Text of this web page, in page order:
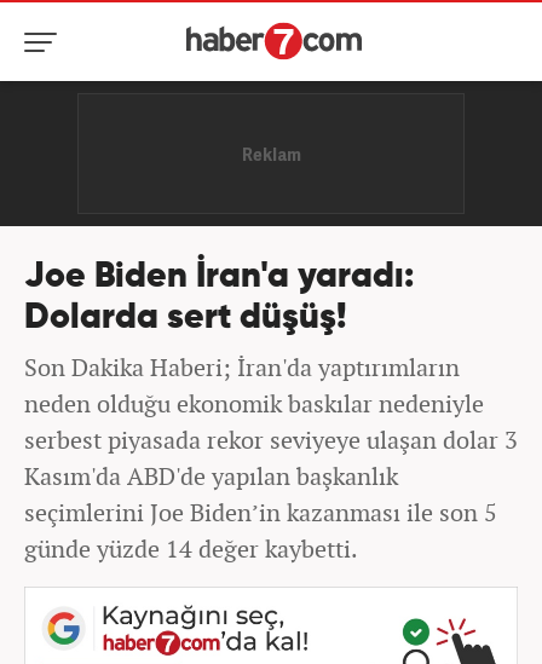
Joe Biden İran'a yaradı:
Dolarda sert düşüş!
Son Dakika Haberi; İran'da yaptırımların
neden olduğu ekonomik baskılar nedeniyle
serbest piyasada rekor seviyeye ulaşan dolar 3
Kasım'da ABD'de yapılan başkanlık
seçimlerini Joe Biden’in kazanması ile son 5
günde yüzde 14 değer kaybetti.